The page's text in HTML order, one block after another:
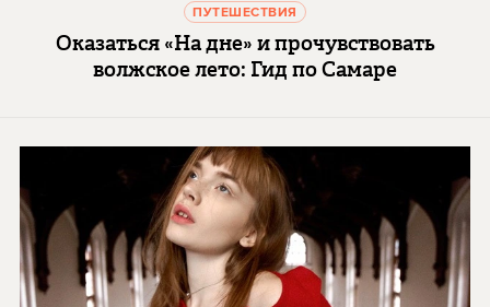
ПУТЕШЕСТВИЯ
Оказаться «На дне» и прочувствовать
волжское лето: Гид по Самаре